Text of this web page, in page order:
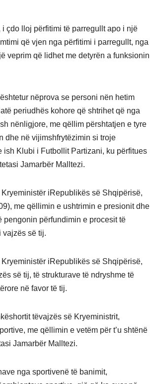
çdo lloj përfitimi të parregullt apo i një
që vjen nga përfitimi i parregullt, nga
veprim që lidhet me detyrën a funksionin
nëprova se personi nën hetim
periudhës kohore që shtrihet që nga
nënligjore, me qëllim përshtatjen e tyre
dhe në vijimshfrytëzimin si troje
ish Klubi i Futbollit Partizani, ku përfitues
Jamarbër Malltezi.
iRepublikës së Shqipërisë,
me qëllimin e ushtrimin e presionit dhe
pengonin përfundimin e procesit të
vajzës së tij.
iRepublikës së Shqipërisë,
së tij, të strukturave të ndryshme të
në favor të tij.
tëvajzës së Kryeministrit,
me qëllimin e vetëm për t’u shtënë
Jamarbër Malltezi.
nga sportivenë të banimit,